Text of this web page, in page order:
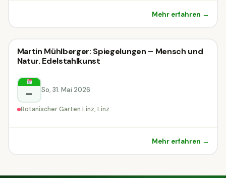
Mehr erfahren →
Sonstiges
Sonstiges
Martin Mühlberger: Spiegelungen – Mensch und
Natur. Edelstahlkunst
– So, 31. Mai 2026
Botanischer Garten Linz, Linz
Mehr erfahren →